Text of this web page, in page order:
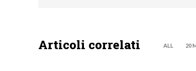
Articoli correlati ALL 20